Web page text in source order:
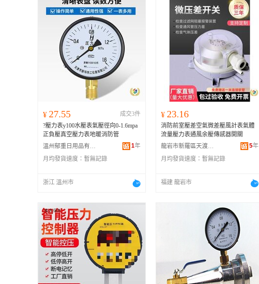
¥ 27.55
成交3件
?壓力表y100水壓表氣壓徑向0-1.6mpa
正負壓真空壓力表地暖消防管
溫州郁重日用品有限公司
1年
月均發貨速度： 暫無記錄
浙江 溫州市
¥ 23.16
消防前室壓差空氣微差壓風計表氣體
流量壓力表通風余壓傳感器開關
龍岩市新羅區天渡財電子商務商行
5年
月均發貨速度： 暫無記錄
福建 龍岩市